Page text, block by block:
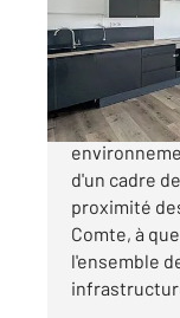
Maison à
117
Située sur la
d'un cadre
proximité
Comte, à
l'ensemble